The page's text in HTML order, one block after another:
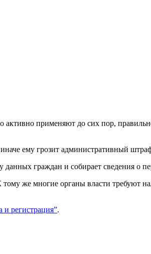
применяют до сих пор,
ему грозит административный
данных граждан и собирает сведения
же многие органы власти требуют
и регистрация”.